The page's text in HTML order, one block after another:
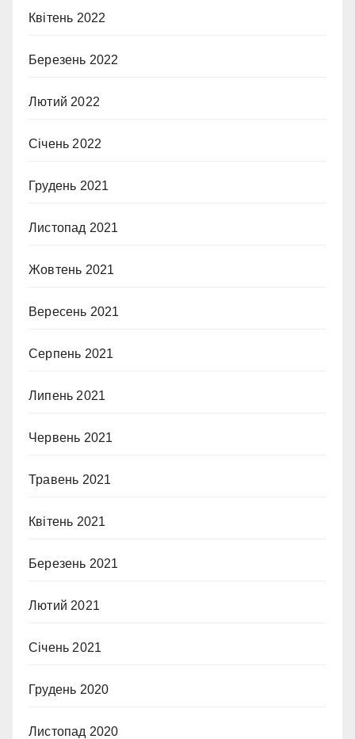
Квітень 2022
Березень 2022
Лютий 2022
Січень 2022
Грудень 2021
Листопад 2021
Жовтень 2021
Вересень 2021
Серпень 2021
Липень 2021
Червень 2021
Травень 2021
Квітень 2021
Березень 2021
Лютий 2021
Січень 2021
Грудень 2020
Листопад 2020